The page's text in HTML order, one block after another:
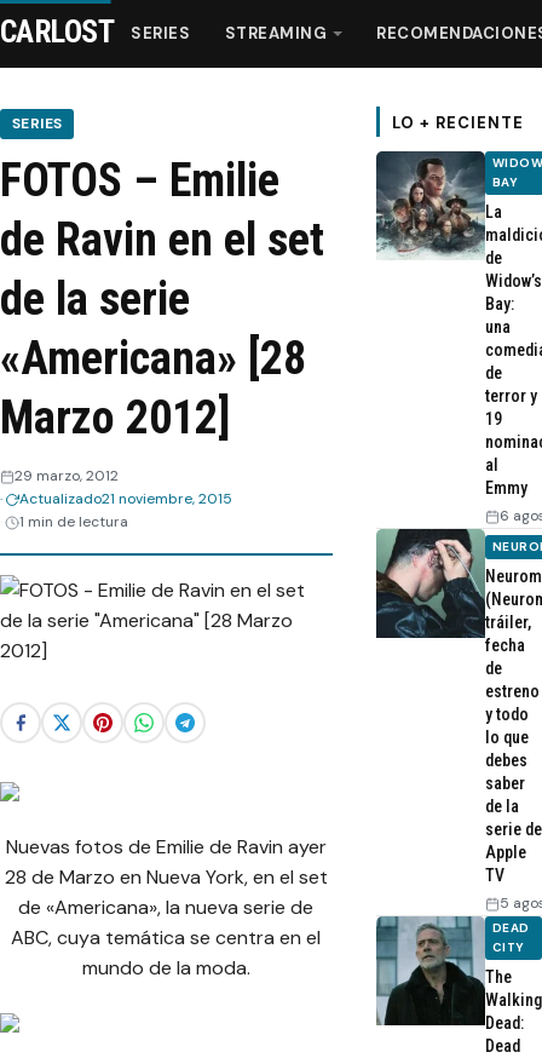
Series
Streaming
Recomendaciones
CARLOST SERIES STREAMING
SERIES
FOTOS – Emilie
de Ravin en el set
de la serie
«Americana» [28
Marzo 2012]
29 marzo, 2012
Actualizado21 noviembre, 2015
1 min de lectura
Nuevas fotos de Emilie de Ravin ayer
28 de Marzo en Nueva York, en el set
de «Americana», la nueva serie de
ABC, cuya temática se centra en el
mundo de la moda.
LO + RECIENTE
BAY
La
de
Widow’s
Bay:
una
de
terror y
19
al
Emmy
6
tráiler,
fecha
de
estreno
y todo
lo que
debes
saber
de la
serie de
Apple
TV
5
DEAD
CITY
The
Walking
Dead:
Dead